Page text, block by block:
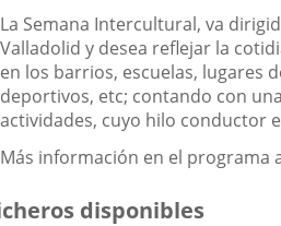
La Semana Intercultural, va
Valladolid y desea reflejar la
en los barrios, escuelas, lugares
deportivos, etc; contando con
actividades, cuyo hilo conductor
Más información en el programa
disponibles